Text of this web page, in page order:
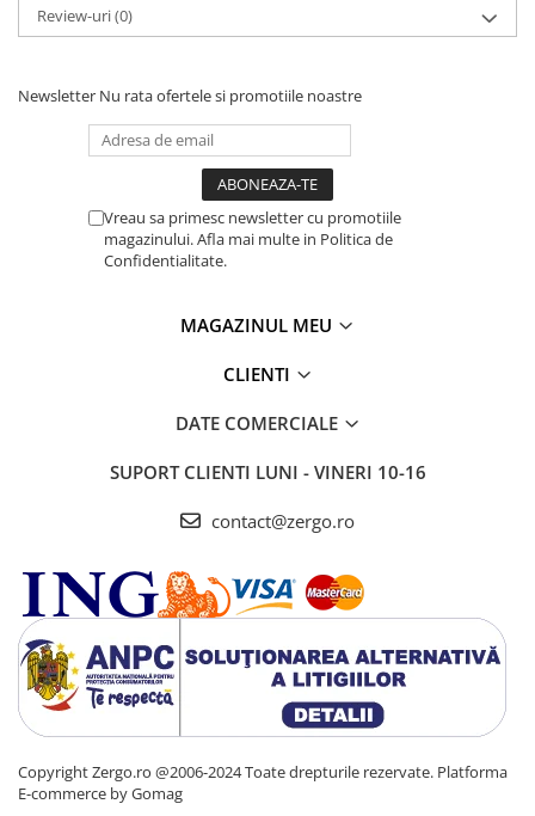
Review-uri(0)
Newsletter Nu rata ofertele si promotiile noastre
Vreau sa primesc newsletter cu promotiile
magazinului. Afla mai multe in Politica de
Confidentialitate.
MAGAZINUL MEU
CLIENTI
DATE COMERCIALE
SUPORT CLIENTI LUNI - VINERI 10-16
contact@zergo.ro
Copyright Zergo.ro @2006-2024 Toate drepturile rezervate. Platforma
E-commerce by Gomag